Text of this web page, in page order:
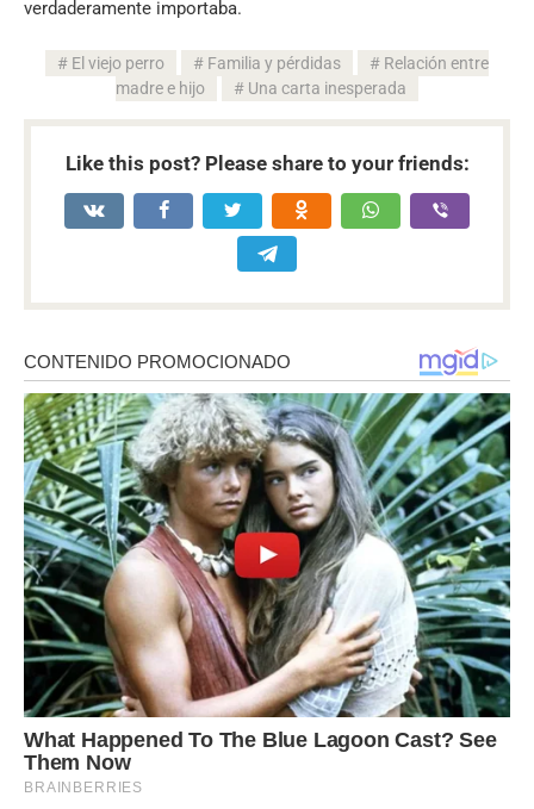
verdaderamente importaba.
El viejo perro Familia y pérdidas
Relación entre
madre e hijo
Una carta inesperada
Like this post? Please share to your friends: